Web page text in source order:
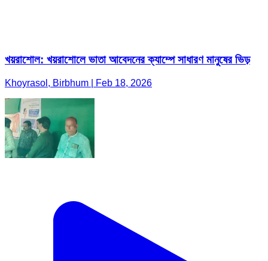
খয়রাশোল: খয়রাশোলে ভাতা আবেদনের ক্যাম্পে সাধারণ মানুষের ভিড়
Khoyrasol, Birbhum | Feb 18, 2026